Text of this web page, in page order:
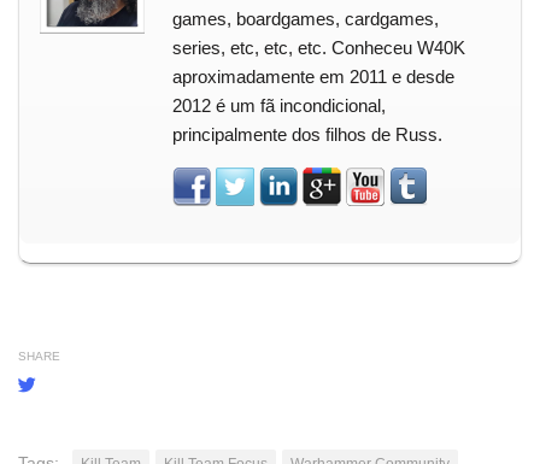
games, boardgames, cardgames,
series, etc, etc, etc. Conheceu W40K
aproximadamente em 2011 e desde
2012 é um fã incondicional,
principalmente dos filhos de Russ.
SHARE